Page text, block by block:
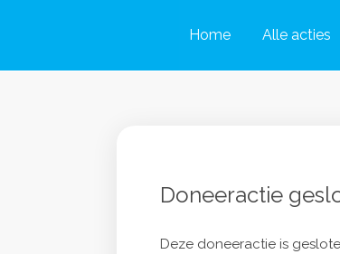
Home Alle acties
Doneeractie
Deze doneeractie is